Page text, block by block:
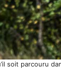
soit parcouru